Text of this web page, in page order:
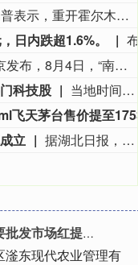
1、特朗普表示，重开霍尔木兹海峡的谈判正在推进，尽管伊朗议员正在考虑对与美国和以色列相关的船只实施限制。 2、特朗普：（关于人工智能）这可能比石油还要重要。谁赢得人工智能，谁就赢得一切。就是如此重要。人工智能比互联网大很多倍。 3、报道称，美国总统特朗普近日在一次私下会晤中表示，他希望副总统万斯能够赢得2028年总统大选。 4、美国总统特朗普当地时间8月7日宣布，联邦政府将向多个关键矿产和电池项目投资30亿美元，旨在增加美国国内产量，并以此推动国家安全与产业政策。 5、美国总统特朗普6日否认他对国防部长赫格塞思不满，称对赫格塞思所做的工作“非常满意”。 6、白宫本周致信库克称，特朗普“正在考虑”解除其职务，并要求她在三周内回应有关抵押贷款欺诈的指控。 7、特朗普媒体集团退出与Crypto.com的两项交易。 8、当地时间8月6日，有记者在采访美国总统特朗普时提出，如果民主党人在中期选举后控制国会众议院，可能会再次试图弹劾他，特朗普表示，“很多人说我是有史以来最伟大的总统之一”。
日内跌超1.6%。
据南京发布，8月4日，“南京聚信天晟股权投资合伙企业（有限合伙）”正式落地紫金山国际科创基金街区。基金规模10.01亿元，管理人为中信聚信（北京）资本管理有限公司，其向上穿透的实际控制人为中信集团，管理人整体管理规模超百亿元。该基金在2026紫金山创投大会上签约启动组建，将重点投向新一代信息技术、高端装备、新材料、新能源、生物医药及新消费等领域，为南京科创产业注入新的资本动能。
科技股
当地时间8月7日，知名千亿级私募景林资产披露2026年二季度末最新美股持仓（13F）。二季度，景林资产清仓英伟达、META等热门科技股，大幅减持英特尔、网易、谷歌等标的；景林资产在二季度末的美股持仓市值从38.8亿美元大幅下降至21.9亿美元，降幅达43%。在大幅收缩多只原有持仓的同时，景林资产也对部分半导体产业链公司进行了布局，包括近期业绩超预期的美国光模块制造商AAOI（应用光电）。
立 据湖北日报，8月7日，湖北省首家宇树科技产业学院在长江工程职业技术学院成立。据悉，“宇树科技产业学院”由宇树科技股份有限公司与长江工程职业技术学院共建，实行“企业专家任院长、校内教授任执行副院长”双院长制管理架构，聚焦机器人调试、运维、技术支持等市场紧缺岗位，精准培育紧缺人才。
红提子价格行情
滏东现代农业管理有